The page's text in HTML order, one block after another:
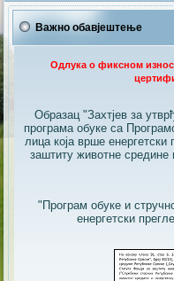
Важно обавјештење
Одлука о фиксном
Образац "Захтјев за
програма обуке са
лица која врше
заштиту животне средине
"Програм обуке и
енергетски